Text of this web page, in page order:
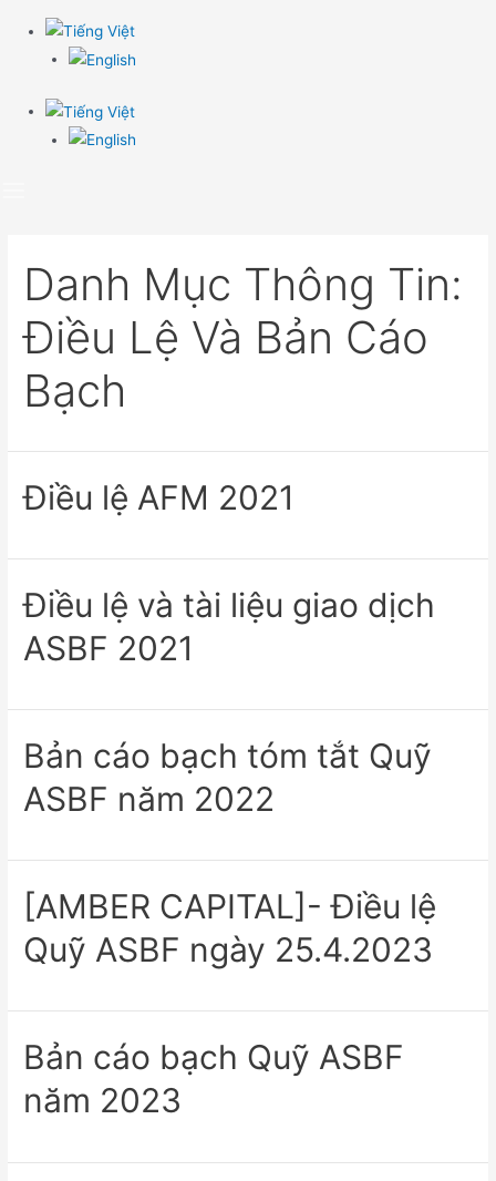
Danh Mục Thông Tin:
Điều Lệ Và Bản Cáo
Bạch
Điều lệ AFM 2021
Điều lệ và tài liệu giao dịch
ASBF 2021
Bản cáo bạch tóm tắt Quỹ
ASBF năm 2022
[AMBER CAPITAL]- Điều lệ
Quỹ ASBF ngày 25.4.2023
Bản cáo bạch Quỹ ASBF
năm 2023